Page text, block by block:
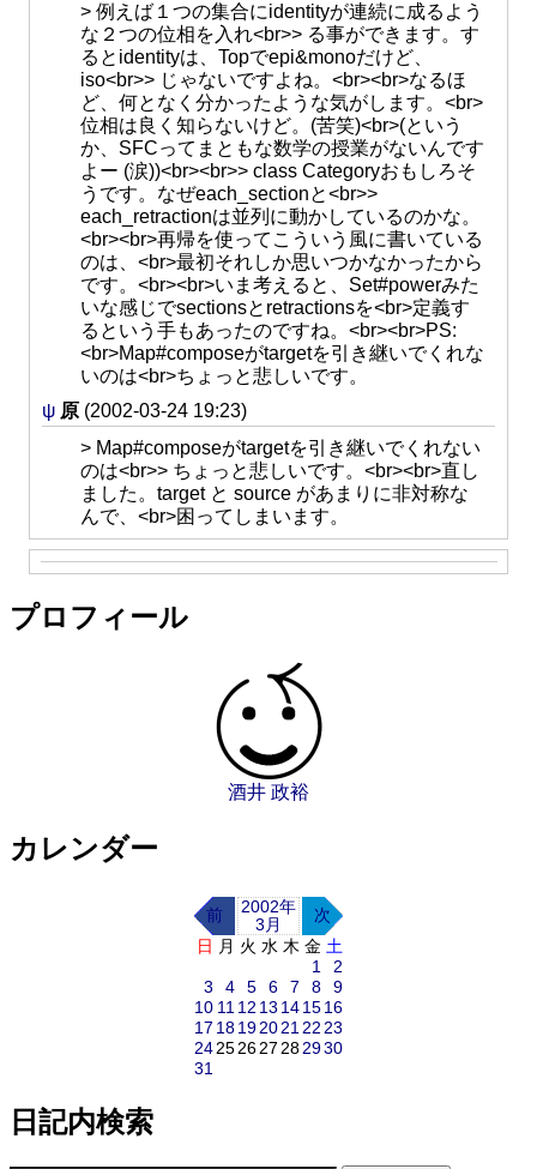
> 例えば１つの集合にidentityが連続に成るよう
な２つの位相を入れ<br>> る事ができます。す
るとidentityは、Topでepi&monoだけど、
iso<br>> じゃないですよね。<br><br>なるほ
ど、何となく分かったような気がします。<br>
位相は良く知らないけど。(苦笑)<br>(という
か、SFCってまともな数学の授業がないんです
よー (涙))<br><br>> class Categoryおもしろそ
うです。なぜeach_sectionと<br>>
each_retractionは並列に動かしているのかな。
<br><br>再帰を使ってこういう風に書いている
のは、<br>最初それしか思いつかなかったから
です。<br><br>いま考えると、Set#powerみた
いな感じでsectionsとretractionsを<br>定義す
るという手もあったのですね。<br><br>PS:
<br>Map#composeがtargetを引き継いでくれな
いのは<br>ちょっと悲しいです。
ψ 原 (2002-03-24 19:23)
> Map#composeがtargetを引き継いでくれない
のは<br>> ちょっと悲しいです。<br><br>直し
ました。target と source があまりに非対称な
んで、<br>困ってしまいます。
プロフィール
酒井 政裕
カレンダー
前
2002年
3月
次
日 月 火 水 木 金 土
1
2
3
4 5 6 7 8
9
10 11 12 13 141516
17 18192021 22 23
24252627 282930
31
日記内検索